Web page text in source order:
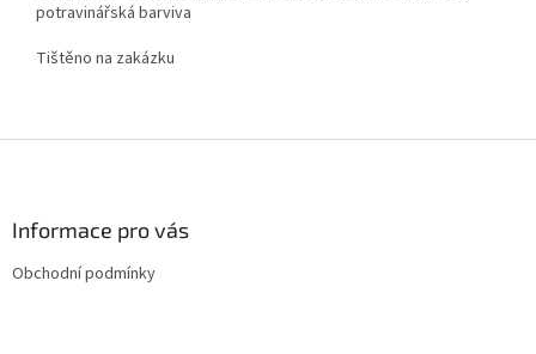
potravinářská barviva
Tištěno na zakázku
Informace pro vás
Obchodní podmínky